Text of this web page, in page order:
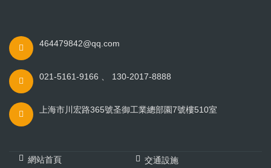
464479842@qq.com
021-5161-9166 、 130-2017-8888
上海市川宏路365號圣御工業總部園7號樓510室
網站首頁 交通設施